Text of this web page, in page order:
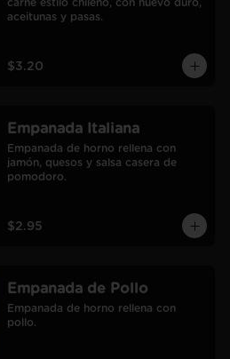
carne estilo chileno, con huevo duro,
aceitunas y pasas.
$3.20
Empanada Italiana
Empanada de horno rellena con
jamón, quesos y salsa casera de
pomodoro.
$2.95
Empanada de Pollo
Empanada de horno rellena con
pollo.